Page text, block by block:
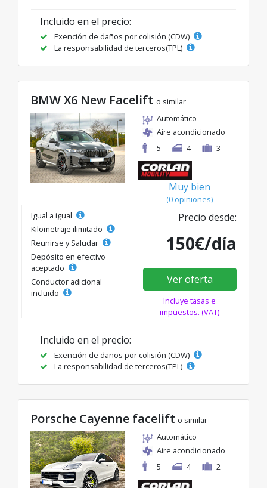
Incluido en el precio:
Exención de daños por colisión (CDW)
La responsabilidad de terceros(TPL)
BMW X6 New Facelift o similar
Automático
Aire acondicionado
5
4 3
Muy bien
(0 opiniones)
Igual a igual
Kilometraje ilimitado
Reunirse y Saludar
Depósito en efectivo
aceptado
Conductor adicional
incluido
Precio desde:
150€/día
Ver oferta
Incluye tasas e
impuestos. (VAT)
Incluido en el precio:
Exención de daños por colisión (CDW)
La responsabilidad de terceros(TPL)
Porsche Cayenne facelift o similar
Automático
Aire acondicionado
5
4 2